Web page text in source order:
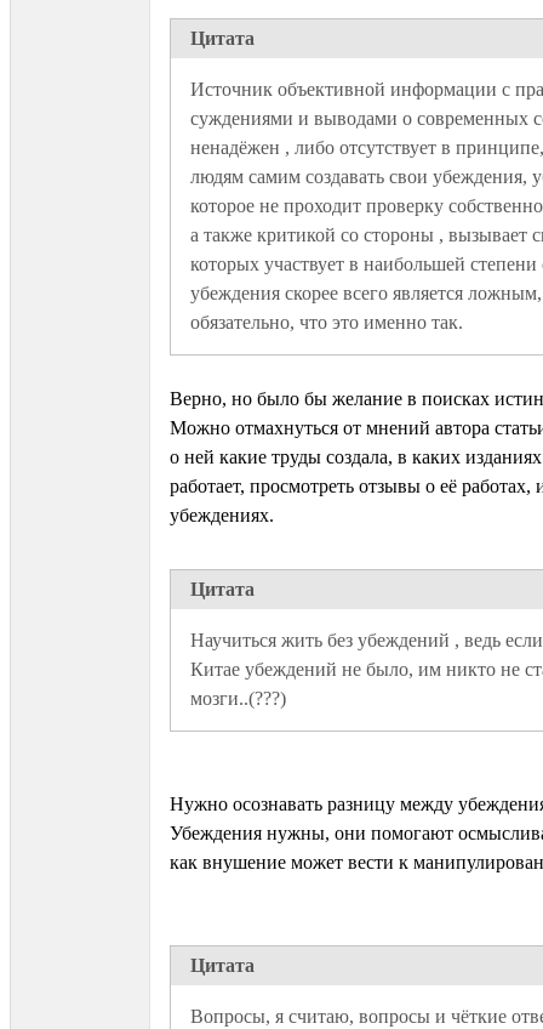
Цитата
Источник объективной информации с
суждениями и выводами о современных
ненадёжен , либо отсутствует в
людям самим создавать свои убеждения,
которое не проходит проверку
а также критикой со стороны , вызывает
которых участвует в наибольшей степени
убеждения скорее всего является
обязательно, что это именно так.
Верно, но было бы желание в поисках
Можно отмахнуться от мнений автора
о ней какие труды создала, в каких
работает, просмотреть отзывы о её работах,
убеждениях.
Цитата
Научиться жить без убеждений , ведь
Китае убеждений не было, им никто не
мозги..(???)
Нужно осознавать разницу между
Убеждения нужны, они помогают
как внушение может вести к
Цитата
Вопросы, я считаю, вопросы и чёткие